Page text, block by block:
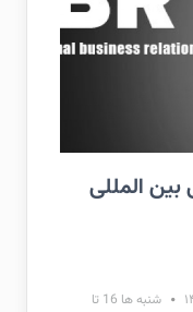
بین المللی
شنبه ها 16 تا